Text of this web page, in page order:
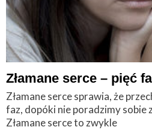
Złamane serce – pięć
Złamane serce sprawia, że
faz, dopóki nie poradzimy sobie
Złamane serce to zwykle